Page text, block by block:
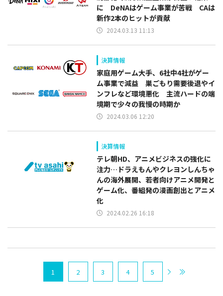
に DeNAはゲーム事業が苦戦 CAは
新作2本のヒットが貢献
2024.03.13 11:13
決算情報
家庭用ゲーム大手、6社中4社がゲー
ム事業で減益 巣ごもり需要後退やイ
ンフレなど環境悪化 主流ハードの端
境期で少々の我慢の時期か
2024.03.06 12:20
決算情報
テレ朝HD、アニメビジネスの強化に
注力…ドラえもんやクレヨンしんちゃ
んの海外展開、若者向けアニメ開発と
ゲーム化、番組発の漫画創出とアニメ
化
2024.02.26 16:18
1 2 3 4 5